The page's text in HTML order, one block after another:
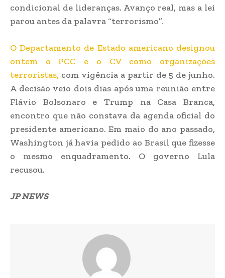
condicional de lideranças. Avanço real, mas a lei
parou antes da palavra “terrorismo”.
O Departamento de Estado americano designou
ontem o PCC e o CV como organizações
terroristas, com vigência a partir de 5 de junho.
A decisão veio dois dias após uma reunião entre
Flávio Bolsonaro e Trump na Casa Branca,
encontro que não constava da agenda oficial do
presidente americano. Em maio do ano passado,
Washington já havia pedido ao Brasil que fizesse
o mesmo enquadramento. O governo Lula
recusou.
JP NEWS